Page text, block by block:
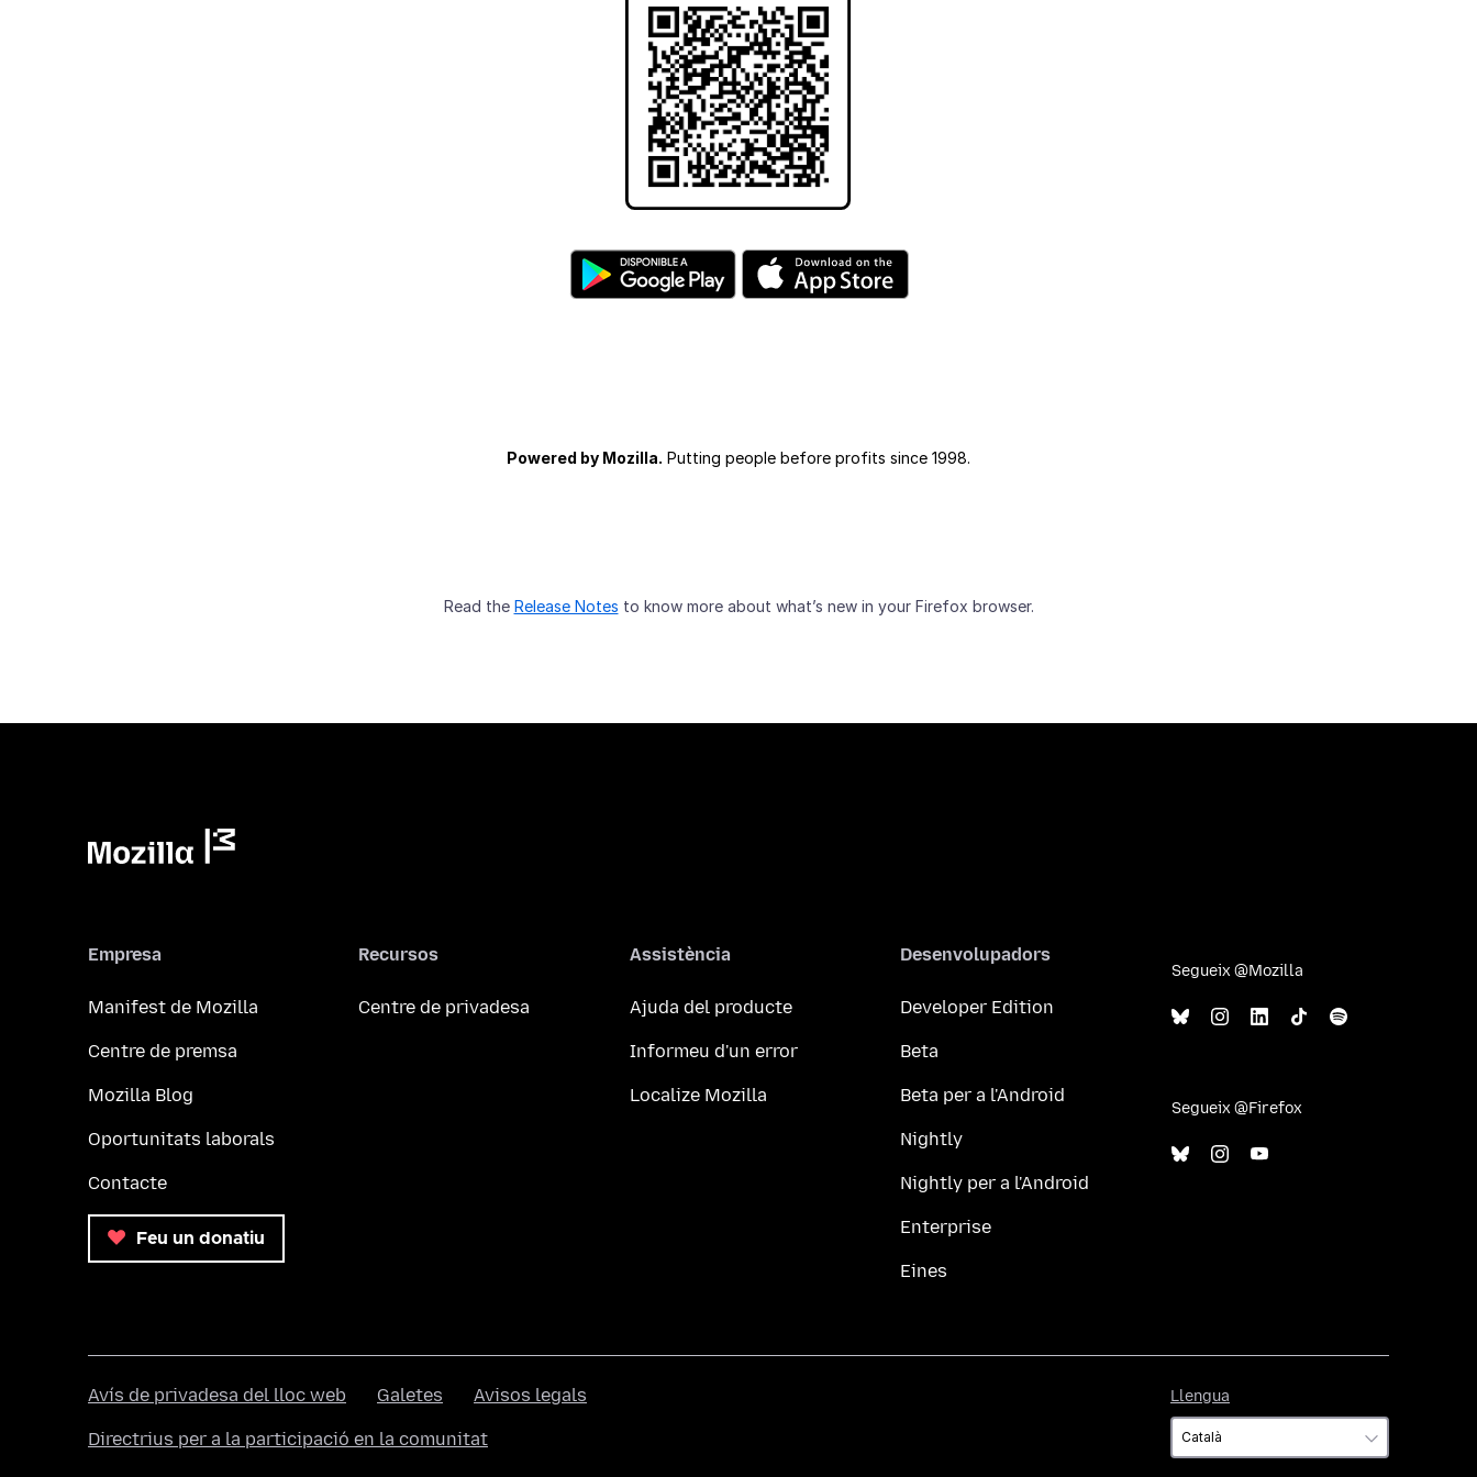
Powered by Mozilla. Putting people before profits since 1998.
Read the Release Notes to know more about what’s new in your Firefox browser.
Empresa
Manifest de Mozilla
Centre de premsa
Mozilla Blog
Oportunitats laborals
Contacte
Feu un donatiu
Recursos
Centre de privadesa
Assistència
Ajuda del producte
Informeu d'un error
Localize Mozilla
Desenvolupadors
Developer Edition
Beta
Beta per a l'Android
Nightly
Nightly per a l'Android
Enterprise
Eines
Segueix @Mozilla
Segueix @Firefox
Llengua
Avís de privadesa del lloc web Galetes Avisos legals
Directrius per a la participació en la comunitat